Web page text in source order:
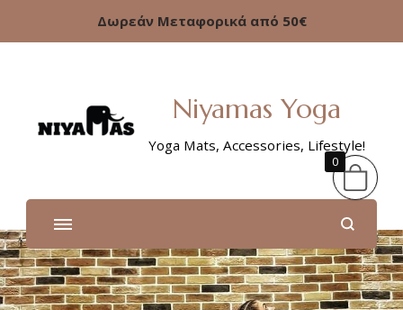
Δωρεάν Μεταφορικά από 50€
Niyamas Yoga
Yoga Mats, Accessories, Lifestyle!
0